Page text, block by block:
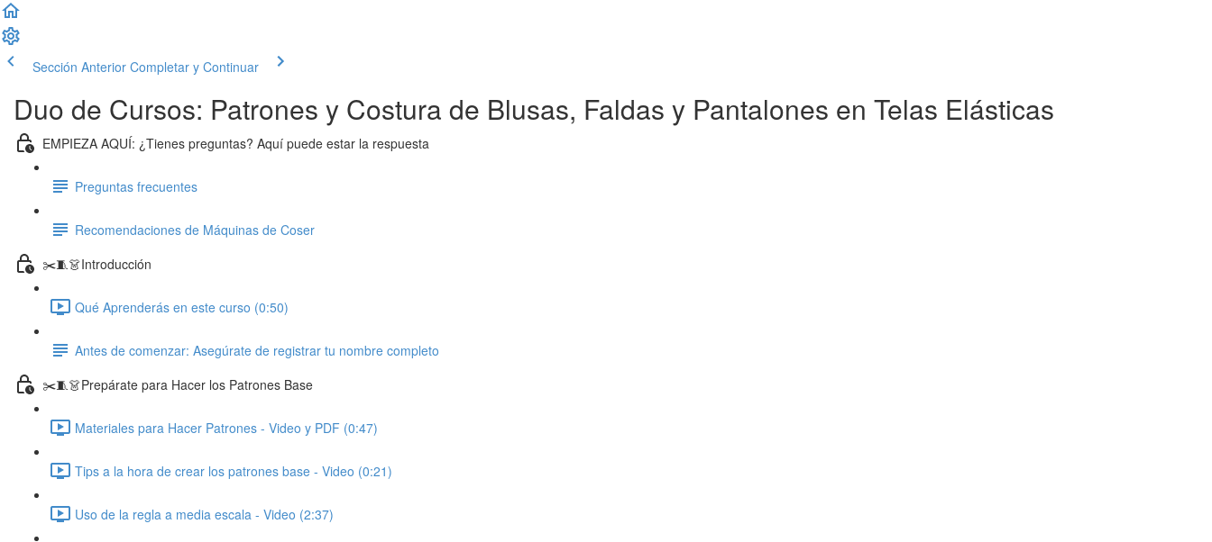
Sección Anterior Completar y Continuar
Duo de Cursos: Patrones y Costura de Blusas, Faldas y Pantalones en Telas Elásticas
EMPIEZA AQUÍ: ¿Tienes preguntas? Aquí puede estar la respuesta
Preguntas frecuentes
Recomendaciones de Máquinas de Coser
✂️🧵👗Introducción
Qué Aprenderás en este curso (0:50)
Antes de comenzar: Asegúrate de registrar tu nombre completo
✂️🧵👗Prepárate para Hacer los Patrones Base
Materiales para Hacer Patrones - Video y PDF (0:47)
Tips a la hora de crear los patrones base - Video (0:21)
Uso de la regla a media escala - Video (2:37)